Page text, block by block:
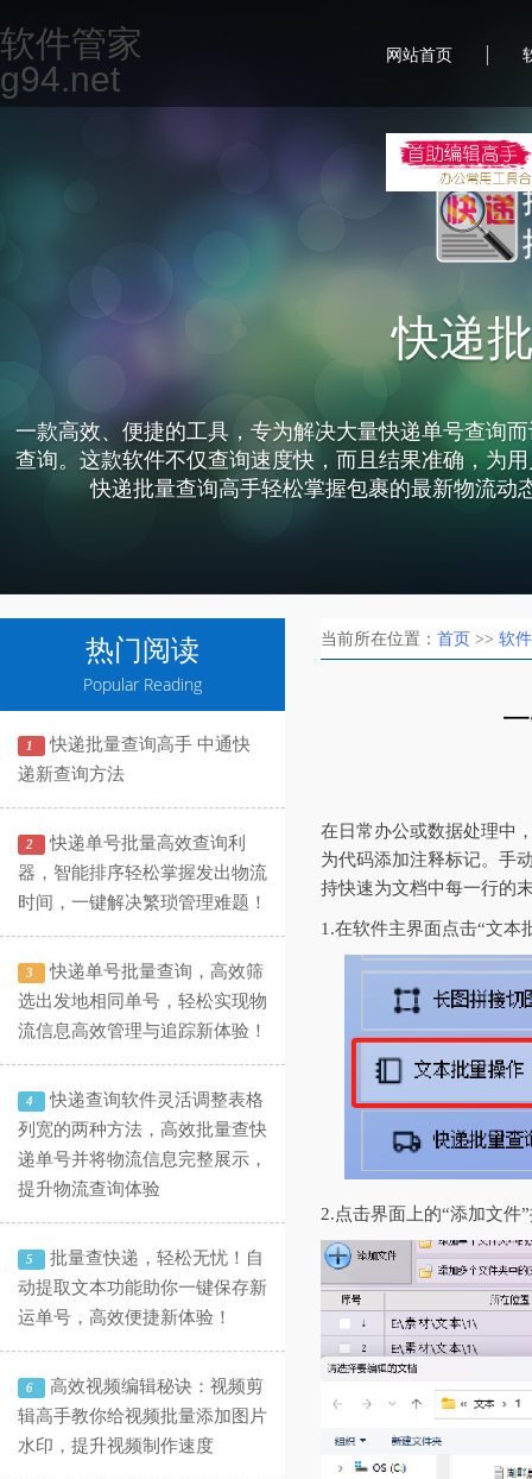
快递
一款高效、便捷的工具，专为解决大量快递单号查询
查询。这款软件不仅查询速度快，而且结果准确，为
快递批量查询高手轻松掌握包裹的最新物流
软件管家
g94.net
网站首页 |
热门阅读
Popular Reading
1
快递批量查询高手 中通快
递新查询方法
2
快递单号批量高效查询利
器，智能排序轻松掌握发出物流
时间，一键解决繁琐管理难题！
3
快递单号批量查询，高效筛
选出发地相同单号，轻松实现物
流信息高效管理与追踪新体验！
4
快递查询软件灵活调整表格
列宽的两种方法，高效批量查快
递单号并将物流信息完整展示，
提升物流查询体验
5
批量查快递，轻松无忧！自
动提取文本功能助你一键保存新
运单号，高效便捷新体验！
6
高效视频编辑秘诀：视频剪
辑高手教你给视频批量添加图片
水印，提升视频制作速度
当前所在位置： 首页 >> 软
在日常办公或数据处理中
为代码添加注释标记。手
持快速为文档中每一行的
1.在软件主界面点击“文本
2.点击界面上的“添加文件